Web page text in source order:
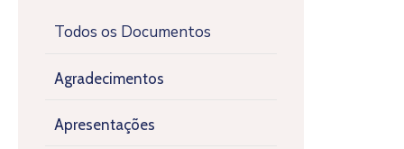
Todos os Documentos
Agradecimentos
Apresentações